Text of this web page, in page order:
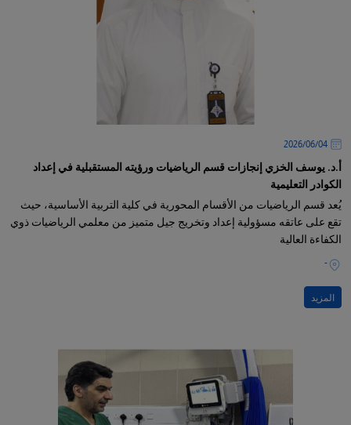
04‏/06‏/2026
أ.د. يوسف الخزي إنجازات قسم الرياضيات ورؤيته المستقبلية في إعداد
الكوادر التعليمية
يُعد قسم الرياضيات من الأقسام المحورية في كلية التربية الأساسية، حيث
تقع على عاتقه مسؤولية إعداد وتخريج جيل متميز من معلمي الرياضيات ذوي
الكفاءة العالية
-
المزيد